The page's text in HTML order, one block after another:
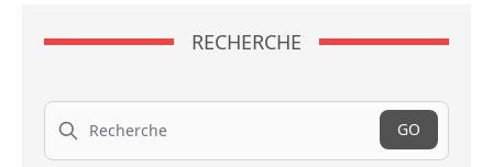
RECHERCHE
Recherche
GO